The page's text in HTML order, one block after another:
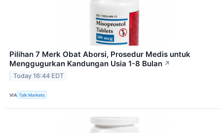
Pilihan 7 Merk Obat Aborsi, Prosedur Medis untuk
Menggugurkan Kandungan Usia 1-8 Bulan ↗
Today 16:44 EDT
VIA Talk Markets